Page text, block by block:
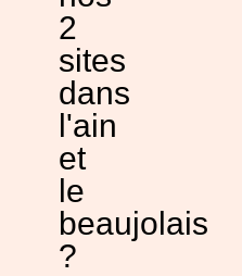
2
sites
dans
l'ain
et
le
beaujolais
?